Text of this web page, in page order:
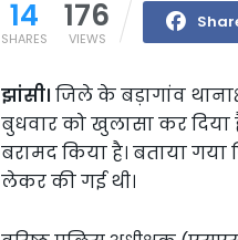
14
SHARES
176
VIEWS
झांसी। जिले के बड़ागांव
बुधवार को खुलासा कर
बरामद किया है। बताया
लेकर की गई थी।